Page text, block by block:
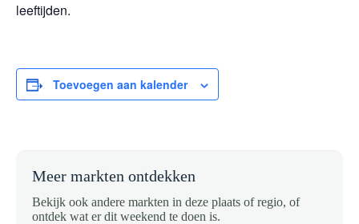
leeftijden.
Toevoegen aan kalender
Meer markten ontdekken
Bekijk ook andere markten in deze plaats of regio, of
ontdek wat er dit weekend te doen is.